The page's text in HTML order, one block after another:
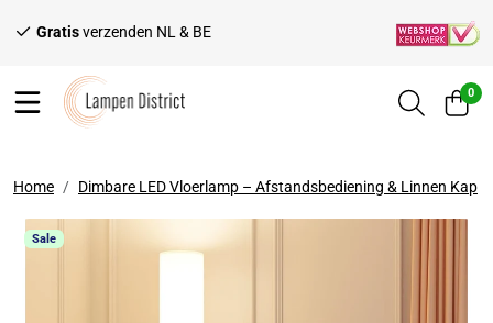
Gratisverzenden NL & BE Voor
0
Home Dimbare LED Vloerlamp – Afstandsbediening & Linnen Kap
Sale